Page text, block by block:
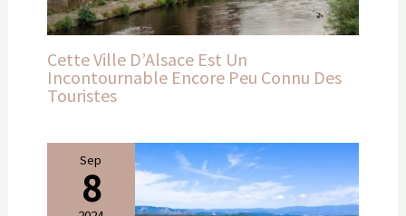
Cette Ville D’Alsace Est Un
Incontournable Encore Peu Connu Des
Touristes
Sep
8